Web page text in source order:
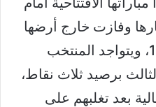
وفازت خارج أرضها
على البوسنة والهرسك 2-1، ويتواجد المنتخب
برصيد ثلاث نقاط،
بعد تغلبهم على